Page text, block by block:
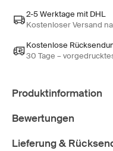
2-5 Werktage mit DHL
Kostenloser Versand
Kostenlose
30 Tage –
Produktinformation
Bewertungen
Lieferung &